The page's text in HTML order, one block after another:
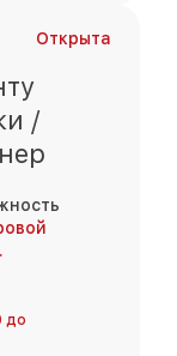
Открыта
/
до